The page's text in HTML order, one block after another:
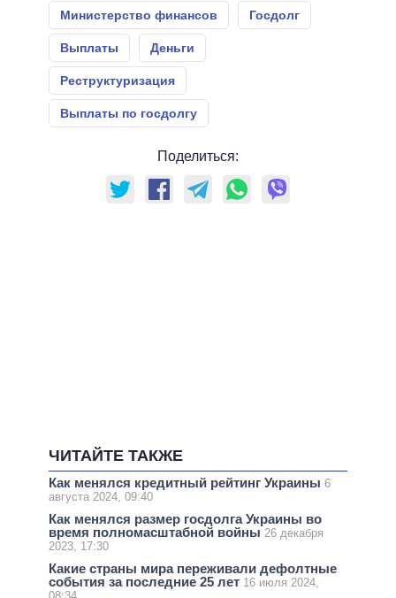
Министерство финансов Госдолг
Выплаты Деньги
Реструктуризация
Выплаты по госдолгу
Поделиться:
ЧИТАЙТЕ ТАКЖЕ
Как менялся кредитный рейтинг Украины 6
августа 2024, 09:40
Как менялся размер госдолга Украины во
время полномасштабной войны 26 декабря
2023, 17:30
Какие страны мира переживали дефолтные
события за последние 25 лет 16 июля 2024,